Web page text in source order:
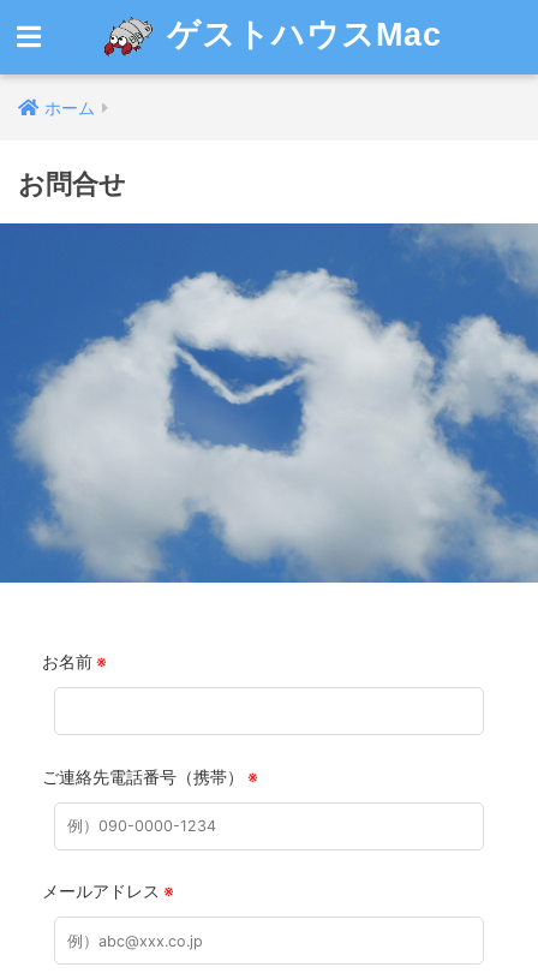
ゲストハウスMac
ホーム
お問合せ
お名前※
ご連絡先電話番号（携帯） ※
メールアドレス ※